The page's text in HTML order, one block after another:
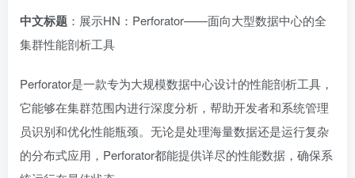
中文标题 ：展示HN：Perforator——面向大型数据中心的全
集群性能剖析工具
Perforator是一款专为大规模数据中心设计的性能剖析工具，
它能够在集群范围内进行深度分析，帮助开发者和系统管理
员识别和优化性能瓶颈。无论是处理海量数据还是运行复杂
的分布式应用，Perforator都能提供详尽的性能数据，确保系